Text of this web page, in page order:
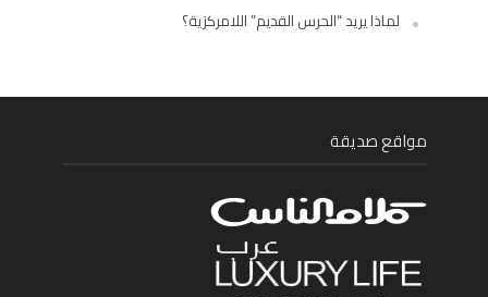
لماذا يريد “الحرس القديم” اللامركزية؟
مواقع صديقة